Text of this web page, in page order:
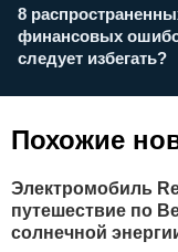
8
финансовых
следует избегать?
Похожие
Электромобиль
путешествие по
солнечной